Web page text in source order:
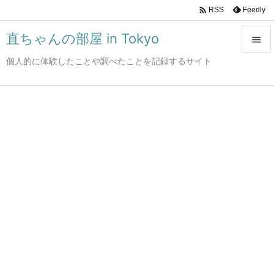
直ちゃんの部屋 in Tokyo
個人的に体験したことや調べたことを記録するサイト

 RSS Feedly